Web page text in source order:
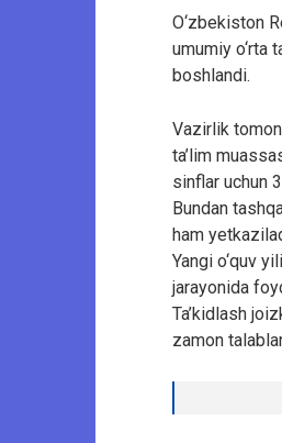
O‘zbekiston
umumiy o‘rta
boshlandi.
Vazirlik
ta’lim
sinflar uchun
Bundan
ham
Yangi o‘quv
jarayonida
Ta’kidlash
zamon